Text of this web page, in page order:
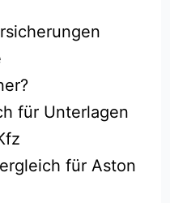
für Unterlagen
für Aston